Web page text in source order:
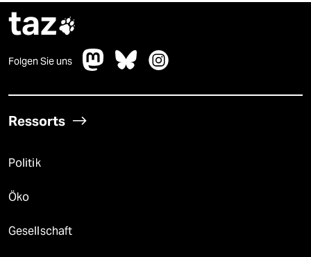
taz
Folgen Sie uns
Ressorts
Politik
Öko
Gesellschaft